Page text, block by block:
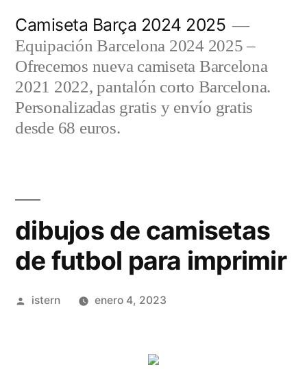
contenido
Camiseta Barça 2024 2025
Equipación Barcelona 2024 2025 –
Ofrecemos nueva camiseta Barcelona
2021 2022, pantalón corto Barcelona.
Personalizadas gratis y envío gratis
desde 68 euros.
dibujos de camisetas
de futbol para imprimir
Publicado
istern enero 4, 2023